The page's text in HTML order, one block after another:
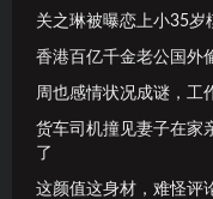
关之琳被曝恋上小35岁
香港百亿千金老公国外
周也感情状况成谜，工
货车司机撞见妻子在家
了
这颜值这身材，难怪评